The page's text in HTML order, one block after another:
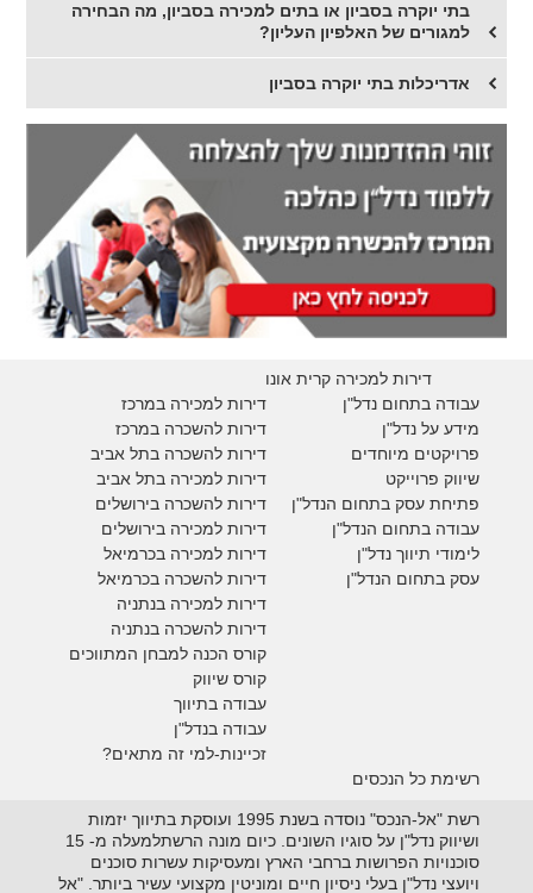
בתי יוקרה בסביון או בתים למכירה בסביון, מה הבחירה
למגורים של האלפיון העליון?
אדריכלות בתי יוקרה בסביון
דירות למכירה קרית אונו
דירות למכירה במרכז
דירות להשכרה במרכז
דירות להשכרה בתל אביב
דירות למכירה בתל אביב
דירות להשכרה בירושלים
דירות למכירה בירושלים
דירות למכירה בכרמיאל
דירות להשכרה בכרמיאל
דירות למכירה בנתניה
דירות להשכרה בנתניה
קורס הכנה למבחן המתווכים
קורס שיווק
עבודה בתיווך
עבודה בנדל"ן
זכיינות-למי זה מתאים?
עבודה בתחום נדל"ן
מידע על נדל"ן
פרויקטים מיוחדים
שיווק פרוייקט
פתיחת עסק בתחום הנדל"ן
עבודה בתחום הנדל"ן
לימודי תיווך נדל"ן
עסק בתחום הנדל"ן
רשימת כל הנכסים
רשת "אל-הנכס" נוסדה בשנת 1995 ועוסקת בתיווך יזמות
ושיווק נדל"ן על סוגיו השונים. כיום מונה הרשתלמעלה מ- 15
סוכנויות הפרושות ברחבי הארץ ומעסיקות עשרות סוכנים
ויועצי נדל"ן בעלי ניסיון חיים ומוניטין מקצועי עשיר ביותר. "אל